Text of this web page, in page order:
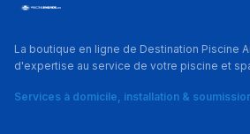
La boutique en ligne de Destination Piscine
d'expertise au service de votre piscine et
Services à domicile, installation &